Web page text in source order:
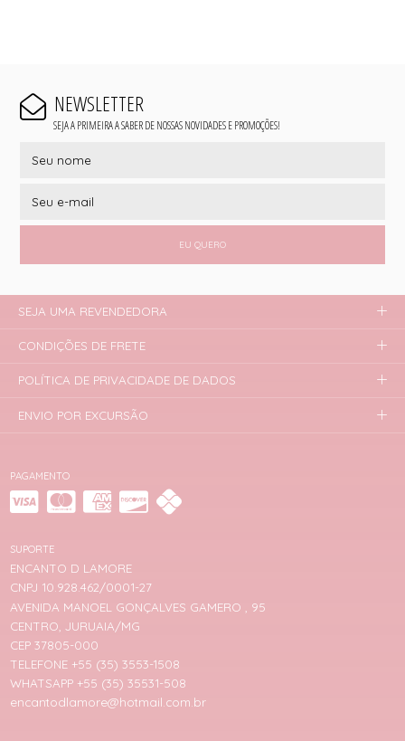
NEWSLETTER
SEJA A PRIMEIRA A SABER DE NOSSAS NOVIDADES E PROMOÇÕES!
EU QUERO
PAGAMENTO
SUPORTE
ENCANTO D LAMORE
CNPJ 10.928.462/0001-27
AVENIDA MANOEL GONÇALVES GAMERO , 95
CENTRO, JURUAIA/MG
CEP 37805-000
TELEFONE +55 (35) 3553-1508
WHATSAPP +55 (35) 35531-508
encantodlamore@hotmail.com.br
SEJA UMA REVENDEDORA
CONDIÇÕES DE FRETE
POLÍTICA DE PRIVACIDADE DE DADOS
ENVIO POR EXCURSÃO